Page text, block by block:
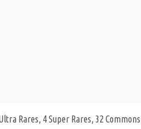
Ultra Rares, 4 Super Rares, 32